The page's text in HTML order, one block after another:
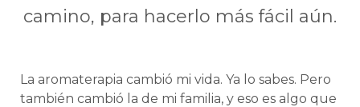
camino, para hacerlo más fácil aún.
La aromaterapia cambió mi vida. Ya lo sabes. Pero
también cambió la de mi familia, y eso es algo que